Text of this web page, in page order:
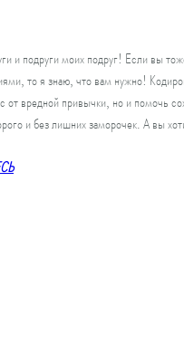
и подруги моих подруг! Если вы
то я знаю, что вам нужно!
от вредной привычки, но и помочь
и без лишних заморочек. А вы